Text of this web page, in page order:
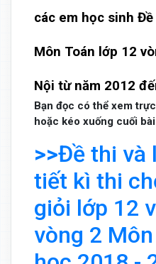
các em học sinh
Môn Toán lớp 12
Nội từ năm 2012
Bạn đọc có thể xem
hoặc kéo xuống cuối
>>Đề thi và
tiết kì thi
giỏi lớp 12
vòng 2